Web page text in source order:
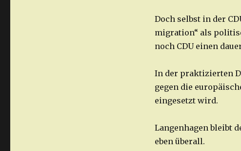
Doch selbst in der
migration“ als
noch CDU einen
In der praktizierten
gegen die
eingesetzt wird.
Langenhagen bleibt
eben überall.